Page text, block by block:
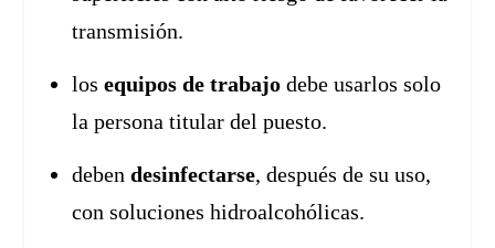
transmisión.
losequipos de trabajo debe usarlos solo
la persona titular del puesto.
debendesinfectarse, después de su uso,
con soluciones hidroalcohólicas.